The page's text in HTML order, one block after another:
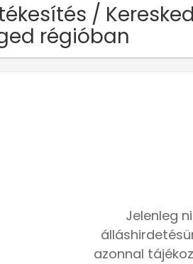
/
régióban
Jelenleg
azonnal